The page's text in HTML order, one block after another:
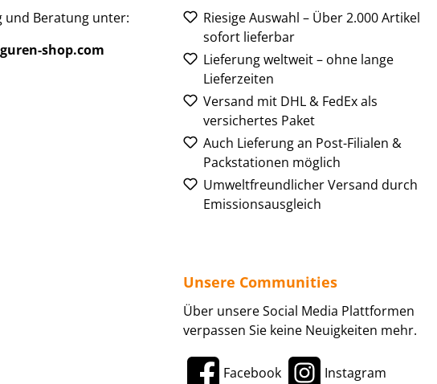
Beratung unter:
shop.com
Riesige Auswahl – Über 2.000 Artikel
sofort lieferbar
Lieferung weltweit – ohne lange
Lieferzeiten
Versand mit DHL & FedEx als
versichertes Paket
Auch Lieferung an Post-Filialen &
Packstationen möglich
Umweltfreundlicher Versand durch
Emissionsausgleich
Unsere Communities
Über unsere Social Media Plattformen
verpassen Sie keine Neuigkeiten mehr.
Facebook Instagram